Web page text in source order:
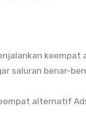
saluran benar-
alternatif